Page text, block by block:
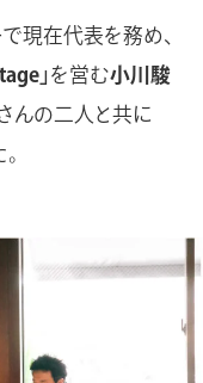
現在代表を務め、
」 を営む小川駿
んの二人と共に